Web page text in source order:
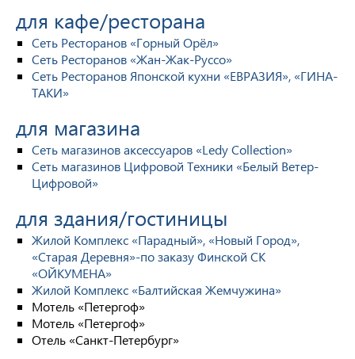
для кафе/ресторана
Сеть Ресторанов «Горный Орёл»
Сеть Ресторанов «Жан-Жак-Руссо»
Сеть Ресторанов Японской кухни «ЕВРАЗИЯ», «ГИНА-
ТАКИ»
для магазина
Сеть магазинов аксессуаров «Ledy Collection»
Сеть магазинов Цифровой Техники «Белый Ветер-
Цифровой»
для здания/гостиницы
Жилой Комплекс «Парадный», «Новый Город»,
«Старая Деревня»-по заказу Финской СК
«ОЙКУМЕНА»
Жилой Комплекс «Балтийская Жемчужина»
Мотель «Петергоф»
Мотель «Петергоф»
Отель «Санкт-Петербург»